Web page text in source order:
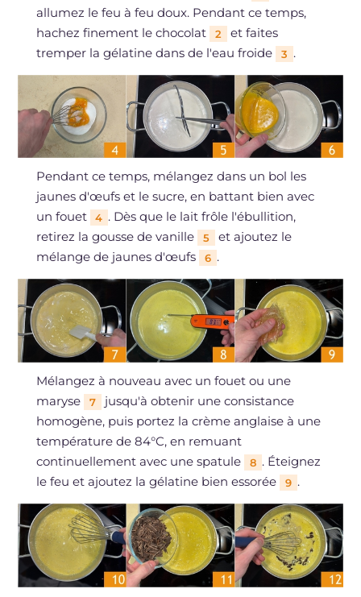
allumez le feu à feu doux. Pendant ce temps,
hachez finement le chocolat
2
et faites
tremper la gélatine dans de l'eau froide
3 .
Pendant ce temps, mélangez dans un bol les
jaunes d'œufs et le sucre, en battant bien avec
un fouet
4 . Dès que le lait frôle l'ébullition,
retirez la gousse de vanille
5
et ajoutez le
mélange de jaunes d'œufs
6 .
Mélangez à nouveau avec un fouet ou une
maryse
7
jusqu'à obtenir une consistance
homogène, puis portez la crème anglaise à une
température de 84°C, en remuant
continuellement avec une spatule
8 . Éteignez
le feu et ajoutez la gélatine bien essorée
9 .